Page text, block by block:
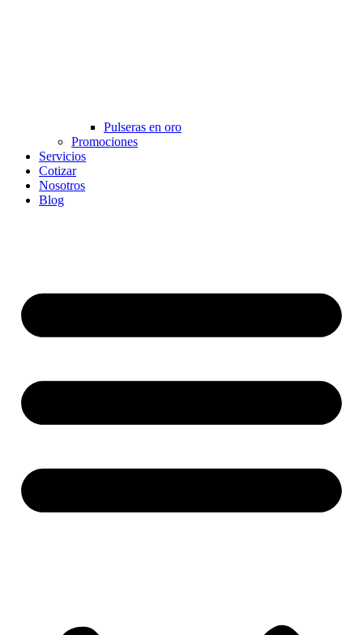
Pulseras en oro
Promociones
Servicios
Cotizar
Nosotros
Blog